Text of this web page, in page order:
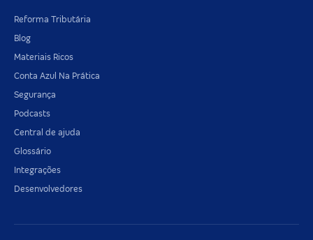
Reforma Tributária
Blog
Materiais Ricos
Conta Azul Na Prática
Segurança
Podcasts
Central de ajuda
Glossário
Integrações
Desenvolvedores